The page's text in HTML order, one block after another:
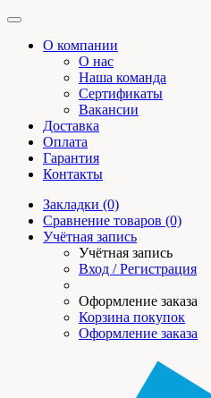
О компании
О нас
Наша команда
Сертификаты
Вакансии
Доставка
Оплата
Гарантия
Контакты
Закладки (0)
Сравнение товаров (0)
Учётная запись
Учётная запись
Вход / Регистрация
Оформление заказа
Корзина покупок
Оформление заказа